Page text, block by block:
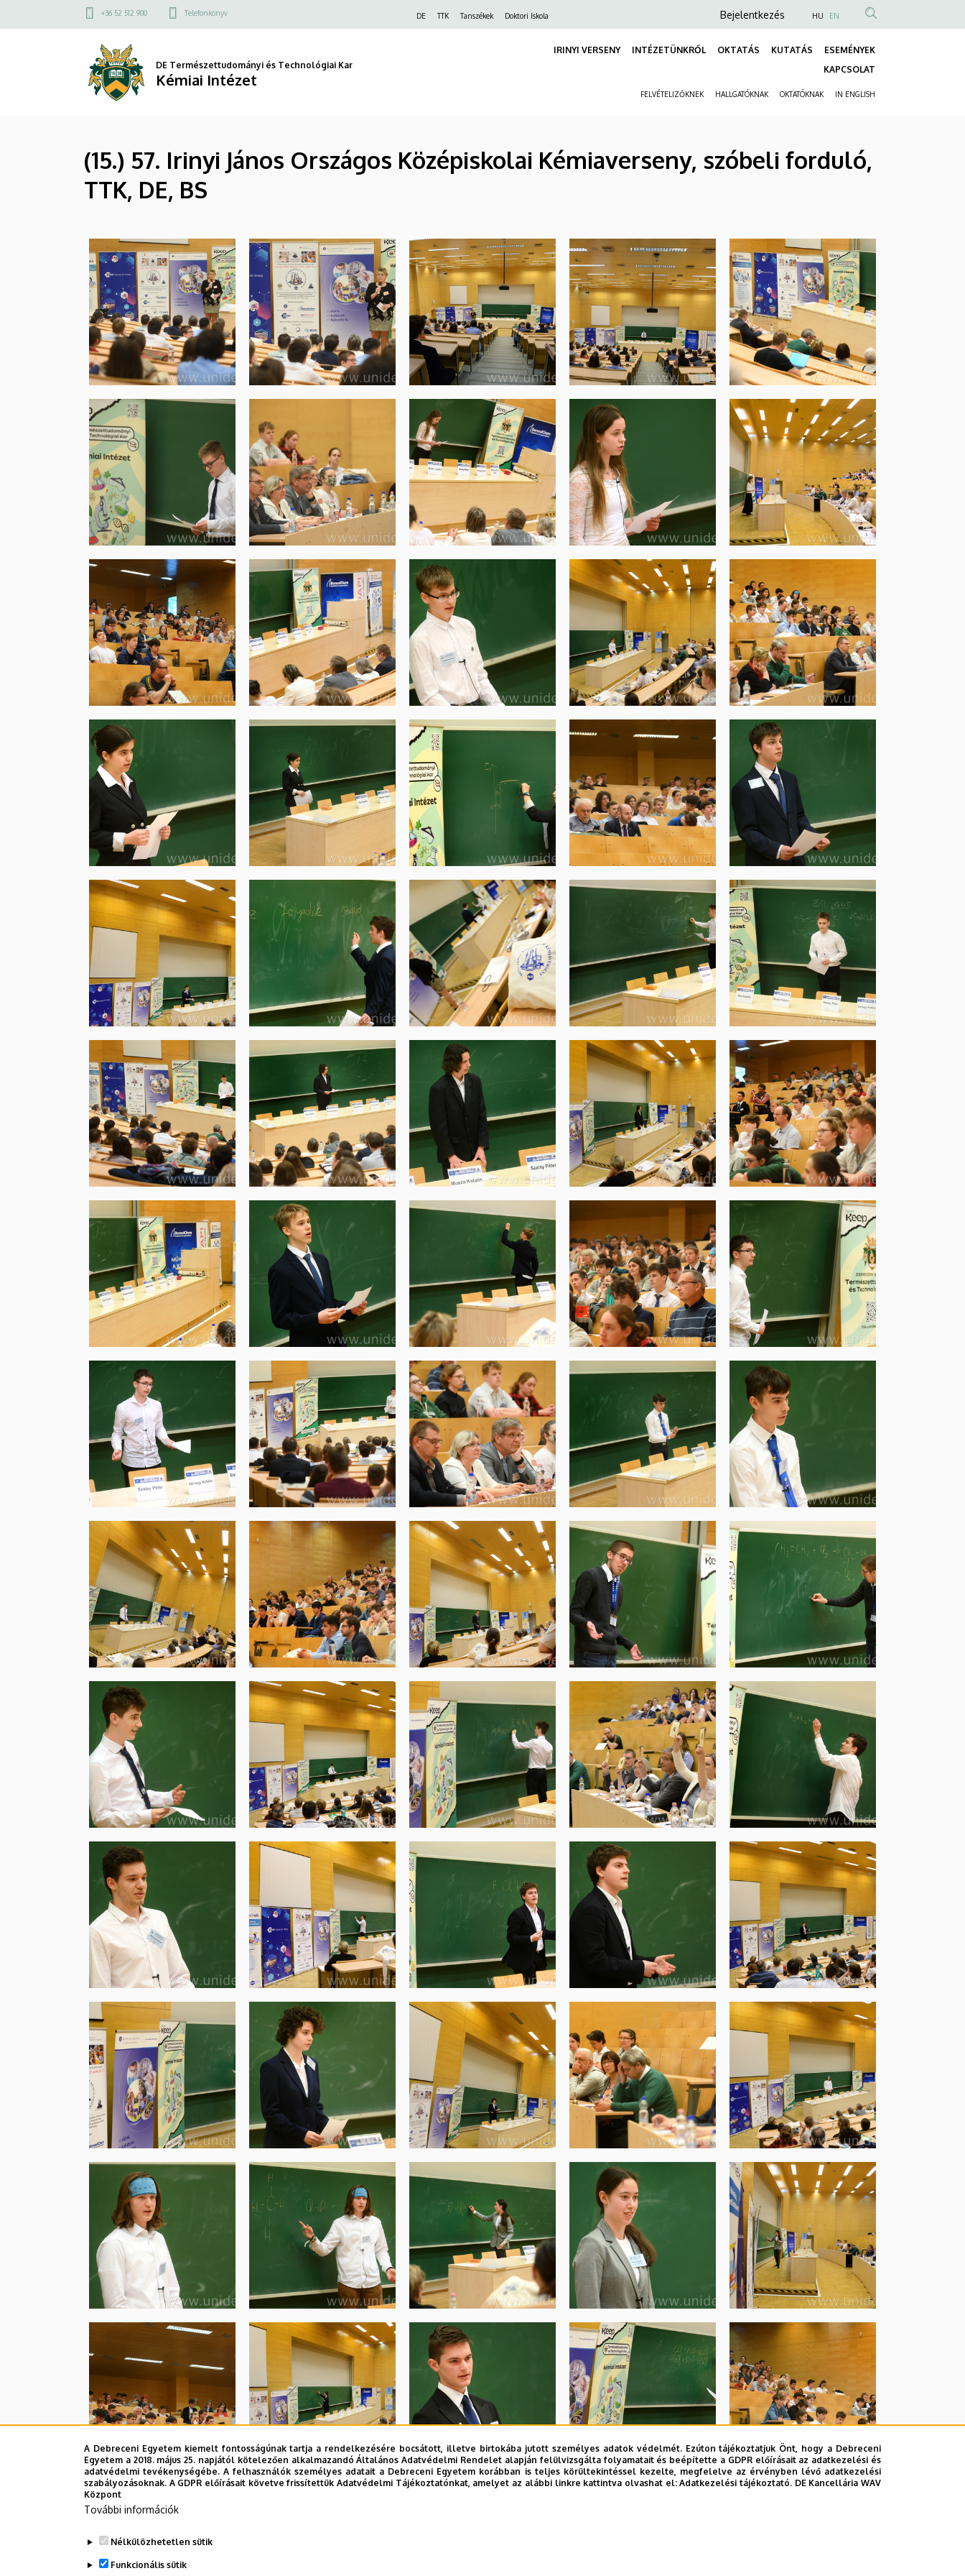
a
Felső
menü
+36 52 512 900 Telefonkönyv DE TTK Tanszékek Doktori Iskola
Anonim
fiók
Bejelentkezés HU EN
DE Természettudományi és Technológiai Kar
Kémiai Intézet
IRINYI VERSENY INTÉZETÜNKRŐL OKTATÁS KUTATÁS
ESEMÉNYEK
KAPCSOLAT
FELVÉTELIZŐKNEK HALLGATÓKNAK OKTATÓKNAK IN ENGLISH
(15.) 57. Irinyi János Országos Középiskolai Kémiaverseny, szóbeli forduló,
TTK, DE, BS
A Debreceni Egyetem kiemelt fontosságúnak tartja a rendelkezésére bocsátott, illetve birtokába jutott személyes adatok védelmét. Ezúton tájékoztatjuk Önt, hogy a Debreceni
Egyetem a 2018. május 25. napjától kötelezően alkalmazandó Általános Adatvédelmi Rendelet alapján felülvizsgálta folyamatait és beépítette a GDPR előírásait az adatkezelési és
adatvédelmi tevékenységébe. A felhasználók személyes adatait a Debreceni Egyetem korábban is teljes körültekintéssel kezelte, megfelelve az érvényben lévő adatkezelési
szabályozásoknak. A GDPR előírásait követve frissítettük Adatvédelmi Tájékoztatónkat, amelyet az alábbi linkre kattintva olvashat el:Adatkezelési tájékoztató. DE Kancellária WAV
Központ
További információk
Nélkülözhetetlen sütik
Funkcionális sütik